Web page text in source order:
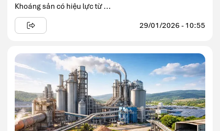
Khoáng sản có hiệu lực từ ...
29/01/2026 - 10:55